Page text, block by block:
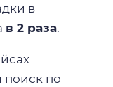
в
в 2 раза.
поиск по